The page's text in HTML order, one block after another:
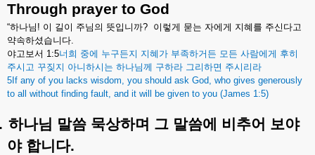
Through prayer to God
“하나님 ! 이 길이 주님의 뜻입니까? 이렇게 묻는 자에게 지혜를 주신다고
약속하셨습니다.
야고보서 1:5너희 중에 누구든지 지혜가 부족하거든 모든 사람에게 후히
주시고 꾸짖지 아니하시는 하나님께 구하라 그리하면 주시리라
5If any of you lacks wisdom, you should ask God, who gives generously
to all without finding fault, and it will be given to you (James 1:5)
하나님 말씀 묵상하며 그 말씀에 비추어 보야
야 합니다.